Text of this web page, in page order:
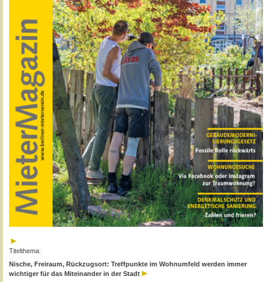
Titelthema:
Nische, Freiraum, Rückzugsort: Treffpunkte im Wohnumfeld werden immer
wichtiger für das Miteinander in der Stadt